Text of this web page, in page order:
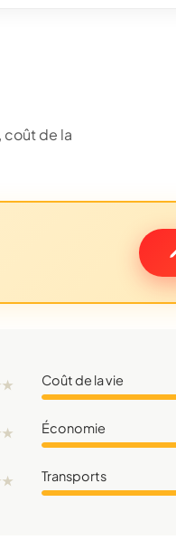
coût de la
★ Coût de la vie
★ Économie
★ Transports